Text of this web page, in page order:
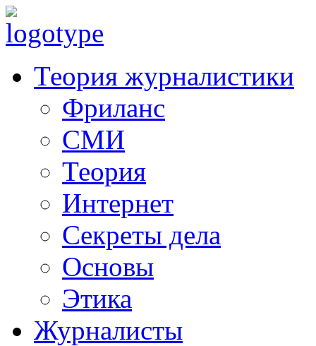
Теория журналистики
Фриланс
СМИ
Теория
Интернет
Секреты дела
Основы
Этика
Журналисты